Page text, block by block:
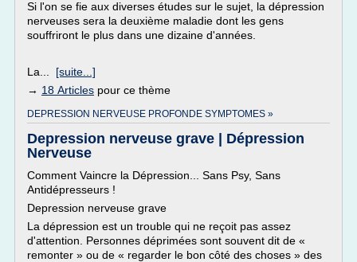
Si l'on se fie aux diverses études sur le sujet, la dépression
nerveuses sera la deuxième maladie dont les gens
souffriront le plus dans une dizaine d'années.
La... [suite...]
→ 18 Articles pour ce thème
DEPRESSION NERVEUSE PROFONDE SYMPTOMES »
Depression nerveuse grave | Dépression
Nerveuse
Comment Vaincre la Dépression... Sans Psy, Sans
Antidépresseurs !
Depression nerveuse grave
La dépression est un trouble qui ne reçoit pas assez
d'attention. Personnes déprimées sont souvent dit de «
remonter » ou de « regarder le bon côté des choses » des